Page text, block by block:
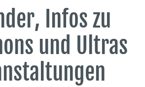
Infos zu
und Ultras